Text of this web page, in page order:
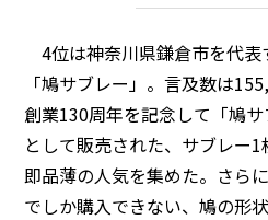
4位は神奈川県鎌倉市を代
「鳩サブレー」。言及数は
創業130周年を記念して「鳩サ
として販売された、サブレー
即品薄の人気を集めた。さら
でしか購入できない、鳩の形